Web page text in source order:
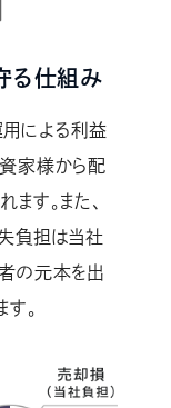
る仕組み
による利益
家様から配
す。また、
負担は当社
の元本を出
。